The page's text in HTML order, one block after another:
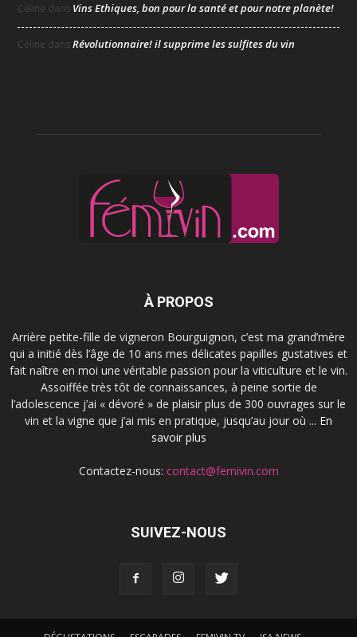
Céline dans Vins Ethiques, bon pour la santé et pour notre planète!
Céline dansRévolutionnaire! il supprime les sulfites du vin
À PROPOS
Arrière petite-fille de vigneron Bourguignon, c’est ma grand’mère
qui a initié dès l’âge de 10 ans mes délicates papilles gustatives et
fait naître en moi une véritable passion pour la viticulture et le vin.
Assoiffée très tôt de connaissances, à peine sortie de
l’adolescence j’ai « dévoré » de plaisir plus de 300 ouvrages sur le
vin et la vigne que j’ai mis en pratique, jusqu’au jour où ... En
savoir plus
Contactez-nous: contact@femivin.com
SUIVEZ-NOUS